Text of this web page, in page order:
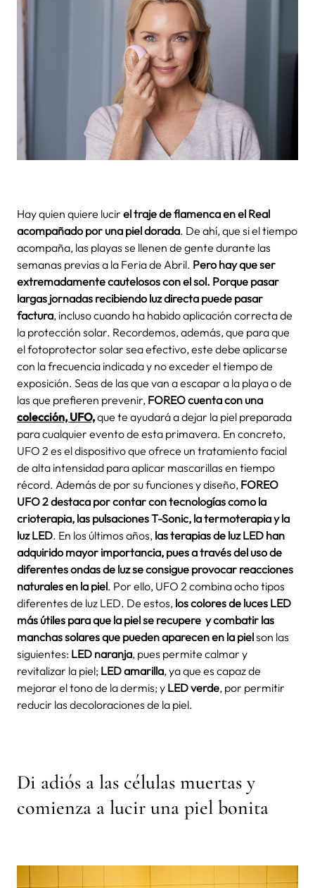
Hay quien quiere lucir el traje de flamenca en el Real
acompañado por una piel dorada. De ahí, que si el tiempo
acompaña, las playas se llenen de gente durante las
semanas previas a la Feria de Abril. Pero hay que ser
extremadamente cautelosos con el sol. Porque pasar
largas jornadas recibiendo luz directa puede pasar
factura, incluso cuando ha habido aplicación correcta de
la protección solar. Recordemos, además, que para que
el fotoprotector solar sea efectivo, este debe aplicarse
con la frecuencia indicada y no exceder el tiempo de
exposición. Seas de las que van a escapar a la playa o de
las que prefieren prevenir, FOREO cuenta con una
colección, UFO,que te ayudará a dejar la piel preparada
para cualquier evento de esta primavera. En concreto,
UFO 2 es el dispositivo que ofrece un tratamiento facial
de alta intensidad para aplicar mascarillas en tiempo
récord. Además de por su funciones y diseño, FOREO
UFO 2 destaca por contar con tecnologías como la
crioterapia, las pulsaciones T-Sonic, la termoterapia y la
luz LED. En los últimos años, las terapias de luz LED han
adquirido mayor importancia, pues a través del uso de
diferentes ondas de luz se consigue provocar reacciones
naturales en la piel. Por ello, UFO 2 combina ocho tipos
diferentes de luz LED. De estos, los colores de luces LED
más útiles para que la piel se recupere y combatir las
manchas solares que pueden aparecen en la pielson las
siguientes: LED naranja, pues permite calmar y
revitalizar la piel; LED amarilla, ya que es capaz de
mejorar el tono de la dermis; y LED verde, por permitir
reducir las decoloraciones de la piel.
Di adiós a las células muertas y
comienza a lucir una piel bonita